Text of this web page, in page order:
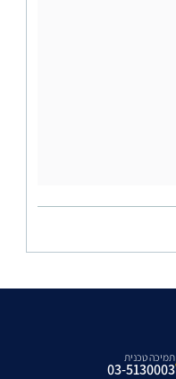
תמיכה טכנית
03-5130003